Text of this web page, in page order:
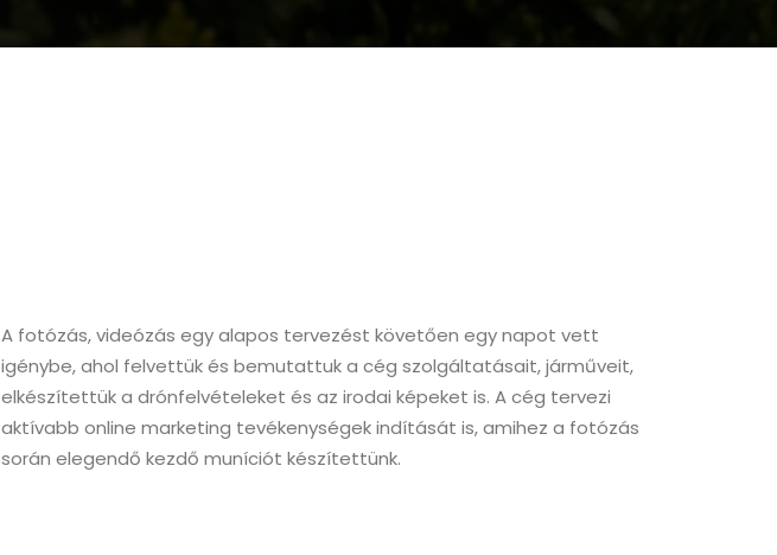
A fotózás, videózás egy alapos tervezést követően egy napot vett
igénybe, ahol felvettük és bemutattuk a cég szolgáltatásait, járműveit,
elkészítettük a drónfelvételeket és az irodai képeket is. A cég tervezi
aktívabb online marketing tevékenységek indítását is, amihez a fotózás
során elegendő kezdő muníciót készítettünk.